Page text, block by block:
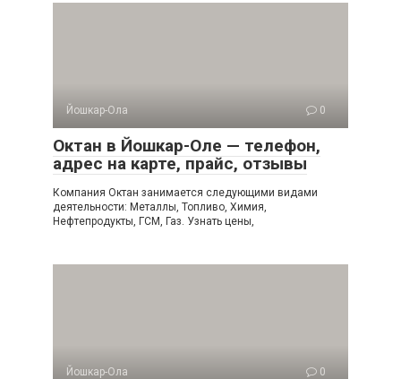
Йошкар-Ола 0
Октан в Йошкар-Оле — телефон,
адрес на карте, прайс, отзывы
Компания Октан занимается следующими видами
деятельности: Металлы, Топливо, Химия,
Нефтепродукты, ГСМ, Газ. Узнать цены,
Йошкар-Ола 0